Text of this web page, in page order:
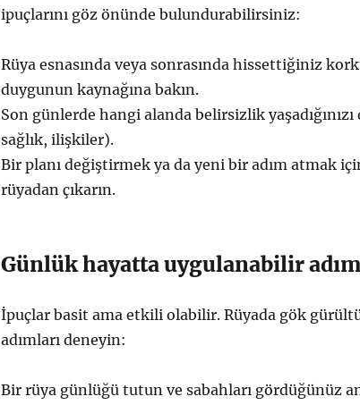
ipuçlarını göz önünde bulundurabilirsiniz:
Rüya esnasında veya sonrasında hissettiğiniz
duygunun kaynağına bakın.
Son günlerde hangi alanda belirsizlik
sağlık, ilişkiler).
Bir planı değiştirmek ya da yeni bir adım atmak
rüyadan çıkarın.
Günlük hayatta uygulanabilir
İpuçlar basit ama etkili olabilir. Rüyada gök
adımları deneyin:
Bir rüya günlüğü tutun ve sabahları gördüğünüz